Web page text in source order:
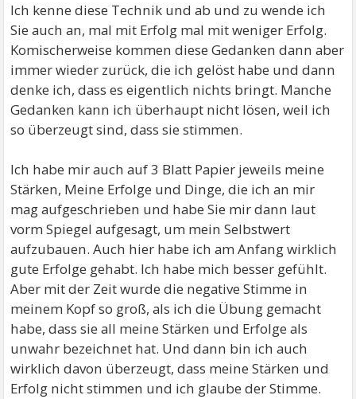
Ich kenne diese Technik und ab und zu wende ich
Sie auch an, mal mit Erfolg mal mit weniger Erfolg.
Komischerweise kommen diese Gedanken dann aber
immer wieder zurück, die ich gelöst habe und dann
denke ich, dass es eigentlich nichts bringt. Manche
Gedanken kann ich überhaupt nicht lösen, weil ich
so überzeugt sind, dass sie stimmen.
Ich habe mir auch auf 3 Blatt Papier jeweils meine
Stärken, Meine Erfolge und Dinge, die ich an mir
mag aufgeschrieben und habe Sie mir dann laut
vorm Spiegel aufgesagt, um mein Selbstwert
aufzubauen. Auch hier habe ich am Anfang wirklich
gute Erfolge gehabt. Ich habe mich besser gefühlt.
Aber mit der Zeit wurde die negative Stimme in
meinem Kopf so groß, als ich die Übung gemacht
habe, dass sie all meine Stärken und Erfolge als
unwahr bezeichnet hat. Und dann bin ich auch
wirklich davon überzeugt, dass meine Stärken und
Erfolg nicht stimmen und ich glaube der Stimme.